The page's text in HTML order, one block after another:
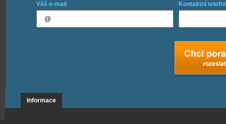
Váš e-mail Kontaktní
Informace